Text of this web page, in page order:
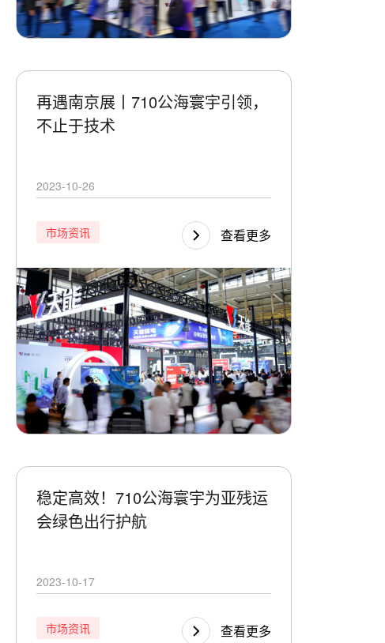
再遇南京展丨710公海寰宇引领，
不止于技术
2023-10-26
市场资讯 查看更多
稳定高效！710公海寰宇为亚残运
会绿色出行护航
2023-10-17
市场资讯 查看更多